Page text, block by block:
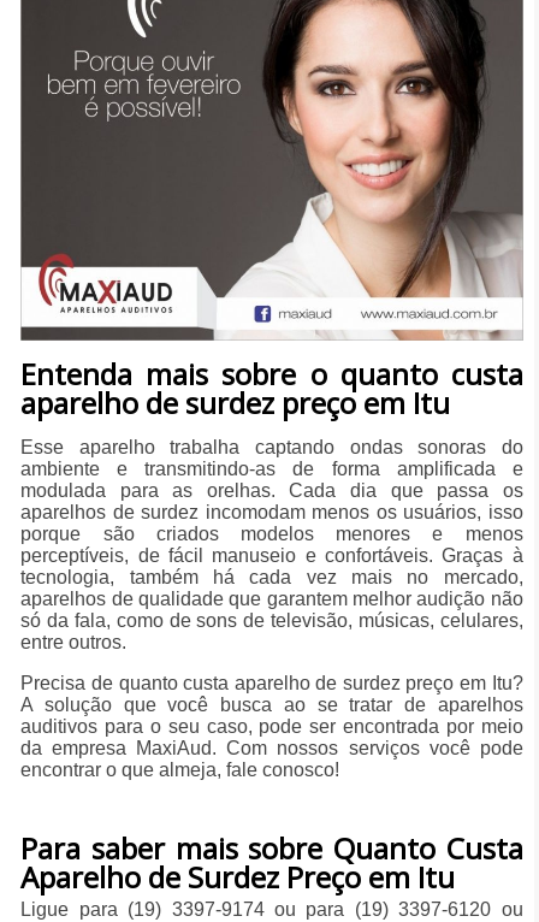
Entenda mais sobre o quanto custa
aparelho de surdez preço em Itu
Esse aparelho trabalha captando ondas sonoras do
ambiente e transmitindo-as de forma amplificada e
modulada para as orelhas. Cada dia que passa os
aparelhos de surdez incomodam menos os usuários, isso
porque são criados modelos menores e menos
perceptíveis, de fácil manuseio e confortáveis. Graças à
tecnologia, também há cada vez mais no mercado,
aparelhos de qualidade que garantem melhor audição não
só da fala, como de sons de televisão, músicas, celulares,
entre outros.
Precisa de quanto custa aparelho de surdez preço em Itu?
A solução que você busca ao se tratar de aparelhos
auditivos para o seu caso, pode ser encontrada por meio
da empresa MaxiAud. Com nossos serviços você pode
encontrar o que almeja, fale conosco!
Para saber mais sobre Quanto Custa
Aparelho de Surdez Preço em Itu
Ligue para (19) 3397-9174ou para (19) 3397-6120 ou